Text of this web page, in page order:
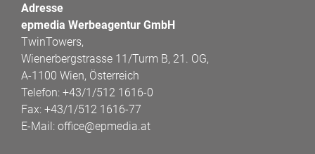
Adresse
epmedia Werbeagentur GmbH
TwinTowers,
Wienerbergstrasse 11/Turm B, 21. OG,
A-1100 Wien, Österreich
Telefon: +43/1/512 1616-0
Fax: +43/1/512 1616-77
E-Mail: office@epmedia.at